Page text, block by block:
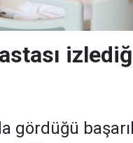
gördüğü